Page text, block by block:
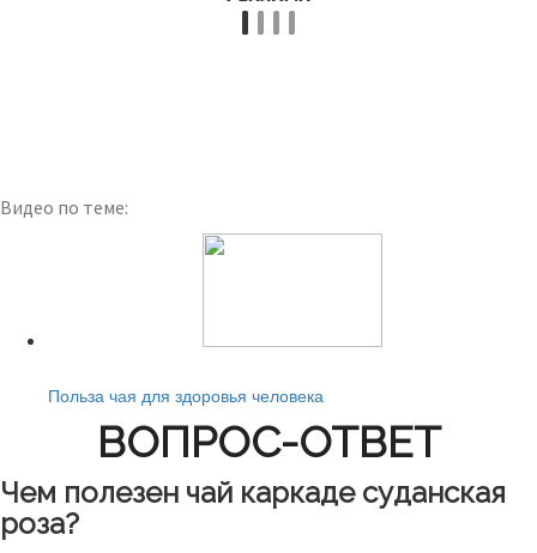
Видео по теме:
Польза чая для здоровья человека
ВОПРОС-ОТВЕТ
Чем полезен чай каркаде суданская
роза?